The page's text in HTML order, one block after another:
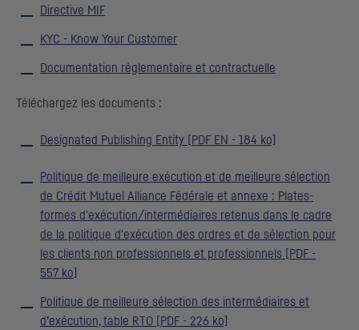
Directive MIF
KYC - Know Your Customer
Documentation réglementaire et contractuelle
Téléchargez les documents :
Designated Publishing Entity PDF EN - 184 ko]
Politique de meilleure exécution et de meilleure sélection
de Crédit Mutuel Alliance Fédérale et annexe : Plates-
formes d'exécution/intermédiaires retenus dans le cadre
de la politique d'exécution des ordres et de sélection pour
les clients non professionnels et professionnels [
PDF -
557 ko]
Politique de meilleure sélection des intermédiaires et
d’exécution, table RTO PDF - 226 ko]